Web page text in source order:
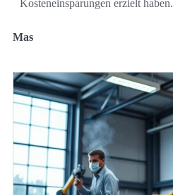
Kosteneinsparungen erzielt haben.
Mas